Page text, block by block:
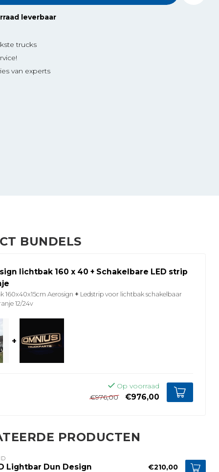
leverbaar
trucks
van experts
BUNDELS
lichtbak 160 x 40 + Schakelbare LED strip
160x40x15cm Aerosign + Ledstrip voor lichtbak schakelbaar
12/24v
+
Op voorraad
€976,00
€976,00
PRODUCTEN
Lightbar Dun Design €210,00